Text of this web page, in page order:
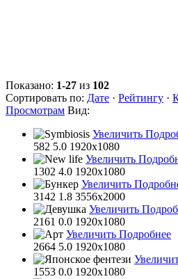
Показано: 1-27 из 102
Сортировать по: Дате · Рейтингу ·
Просмотрам Вид:
Увеличить
582 5.0 1920x1080
Увеличить
1302 4.0 1920x1080
Увеличить
3142 1.8 3556x2000
Увеличить
2161 0.0 1920x1080
Увеличить Подробнее
2664 5.0 1920x1080
1553 0.0 1920x1080